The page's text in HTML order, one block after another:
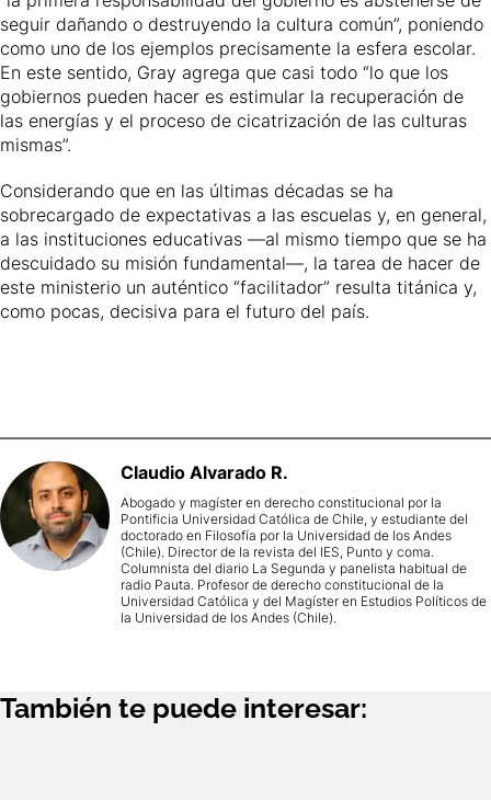
seguir dañando o destruyendo la cultura común”, poniendo
como uno de los ejemplos precisamente la esfera escolar.
En este sentido, Gray agrega que casi todo “lo que los
gobiernos pueden hacer es estimular la recuperación de
las energías y el proceso de cicatrización de las culturas
mismas”.
Considerando que en las últimas décadas se ha
sobrecargado de expectativas a las escuelas y, en general,
a las instituciones educativas —al mismo tiempo que se ha
descuidado su misión fundamental—, la tarea de hacer de
este ministerio un auténtico “facilitador” resulta titánica y,
como pocas, decisiva para el futuro del país.
Claudio Alvarado R.
Abogado y magíster en derecho constitucional por la
Pontificia Universidad Católica de Chile, y estudiante del
doctorado en Filosofía por la Universidad de los Andes
(Chile). Director de la revista del IES, Punto y coma.
Columnista del diario La Segunda y panelista habitual de
radio Pauta. Profesor de derecho constitucional de la
Universidad Católica y del Magíster en Estudios Políticos de
la Universidad de los Andes (Chile).
También te puede interesar: